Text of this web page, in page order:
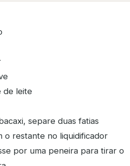
de leite
separe duas fatias
o restante no liquidificador
por uma peneira para tirar o